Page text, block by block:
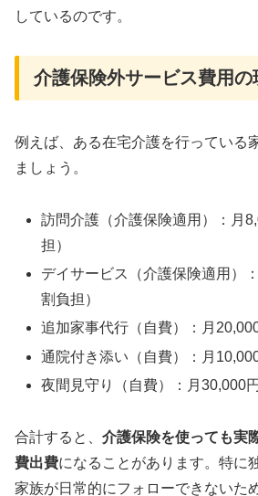
しているのです。
介護保険外サービス費用の
例えば、ある在宅介護を行っている
ましょう。
訪問介護（介護保険適用）：月
担）
デイサービス（介護保険適用）
割負担）
追加家事代行（自費）：月
通院付き添い（自費）：月
夜間見守り（自費）：月30,000円
合計すると、 介護保険を使っても実
費出費になることがあります。特に
家族が日常的にフォローできないた